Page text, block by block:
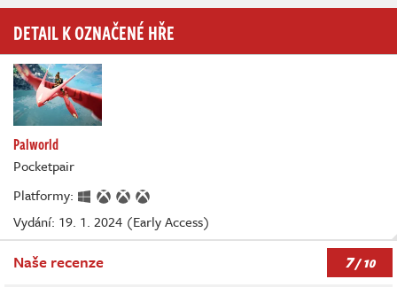
DETAIL K OZNAČENÉ HŘE
Palworld
Pocketpair
Platformy:
Vydání: 19. 1. 2024 (Early Access)
Naše recenze 7/ 10